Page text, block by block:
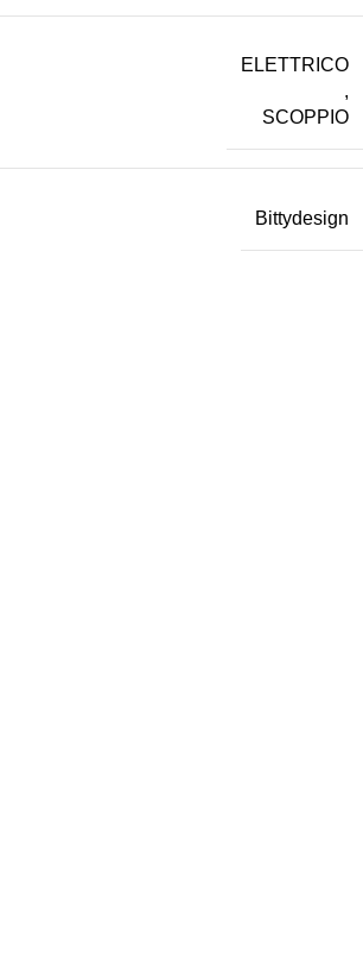
ELETTRICO
,
SCOPPIO
Bittydesign